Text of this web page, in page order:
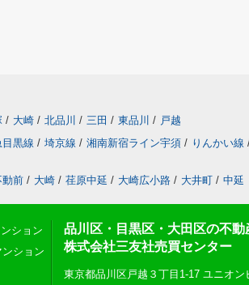
/ 大崎 / 北品川 / 三田 / 東品川 / 戸越
黒線 / 埼京線 / 湘南新宿ライン宇須 / りんかい線
動前 / 大崎 / 荏原中延 / 大崎広小路 / 大井町 / 中延
ション
ション
品川区・目黒区・大田区の不動
株式会社三友社売買センター
東京都品川区戸越３丁目1-17 ユニオン